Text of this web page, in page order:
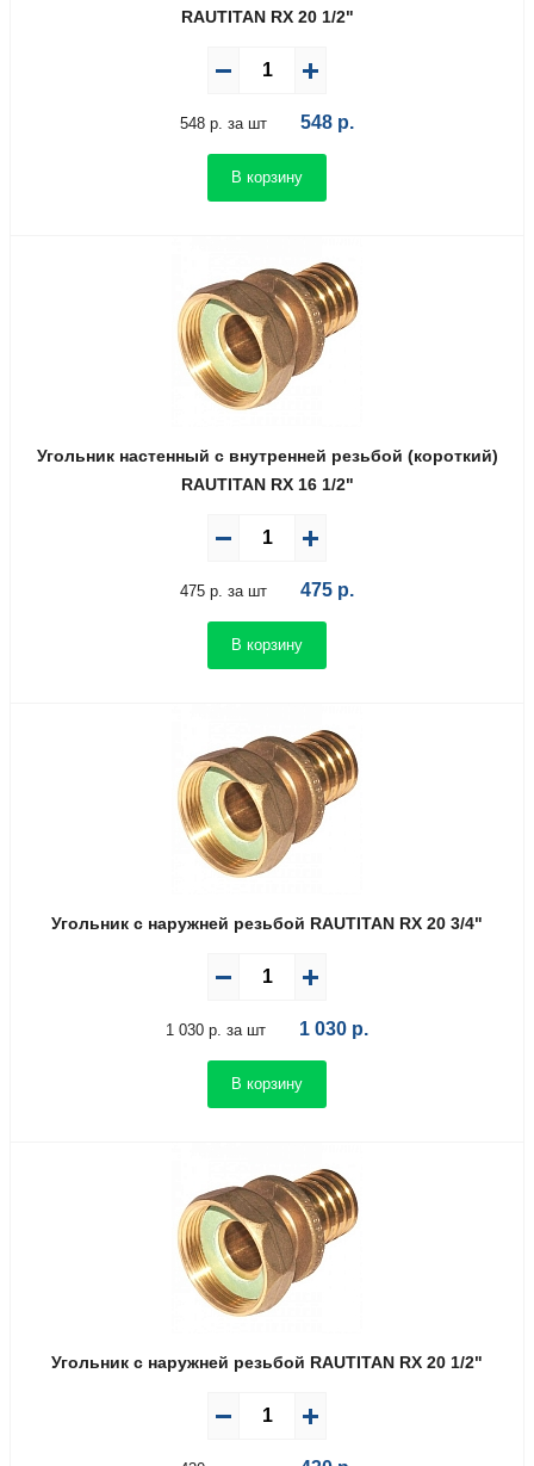
RAUTITAN RX 20 1/2"
548 р. за шт 548 р.
В корзину
Угольник настенный с внутренней резьбой (короткий)
RAUTITAN RX 16 1/2"
475 р. за шт 475 р.
В корзину
Угольник с наружней резьбой RAUTITAN RX 20 3/4"
1 030 р. за шт 1 030 р.
В корзину
Угольник с наружней резьбой RAUTITAN RX 20 1/2"